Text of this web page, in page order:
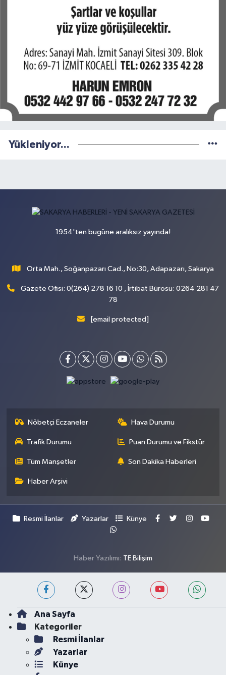
Yükleniyor...
1954'ten bugüne aralıksız yayında!
Orta Mah., Soğanpazarı Cad., No:30, Adapazarı, Sakarya
Gazete Ofisi: 0(264) 278 16 10 , İrtibat Bürosu: 0264 281 47
78
[email protected]
Nöbetçi Eczaneler Hava Durumu
Trafik Durumu Puan Durumu ve Fikstür
Tüm Manşetler Son Dakika Haberleri
Haber Arşivi
Resmi İlanlar Yazarlar Künye
Haber Yazılımı: TE Bilişim
Ana Sayfa
Kategoriler
Resmi İlanlar
Yazarlar
Künye